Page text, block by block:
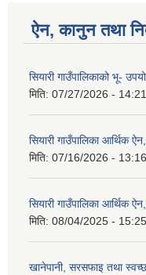
ऐन, कानुन तथा
सियारी गाउँपालिकाको भू-
मिति: 07/27/2026 - 14:21
सियारी गाउँपालिका आर्थिक
मिति: 07/16/2026 - 13:16
सियारी गाउँपालिका आर्थिक
मिति: 08/04/2025 - 15:25
खानेपानी, सरसफाइ तथा